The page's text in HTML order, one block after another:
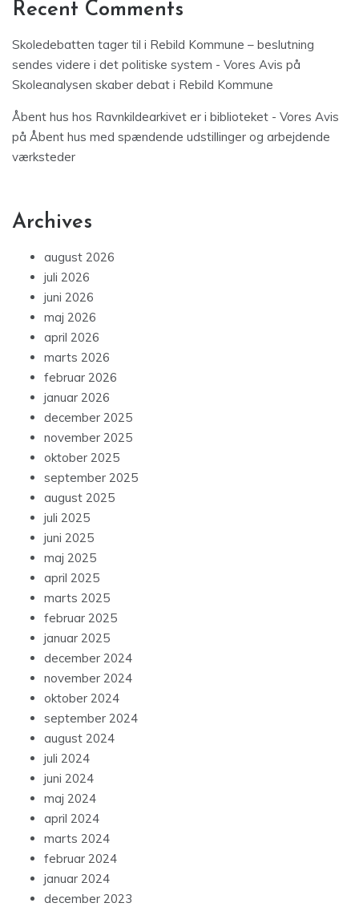
Recent Comments
Skoledebatten tager til i Rebild Kommune – beslutning
sendes videre i det politiske system - Vores Avis på
Skoleanalysen skaber debat i Rebild Kommune
Åbent hus hos Ravnkildearkivet er i biblioteket - Vores Avis
på Åbent hus med spændende udstillinger og arbejdende
værksteder
Archives
august 2026
juli 2026
juni 2026
maj 2026
april 2026
marts 2026
februar 2026
januar 2026
december 2025
november 2025
oktober 2025
september 2025
august 2025
juli 2025
juni 2025
maj 2025
april 2025
marts 2025
februar 2025
januar 2025
december 2024
november 2024
oktober 2024
september 2024
august 2024
juli 2024
juni 2024
maj 2024
april 2024
marts 2024
februar 2024
januar 2024
december 2023